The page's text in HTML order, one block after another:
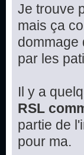
Je trouve
mais ça
dommage
par les
Il y a
RSL
partie de
pour ma.